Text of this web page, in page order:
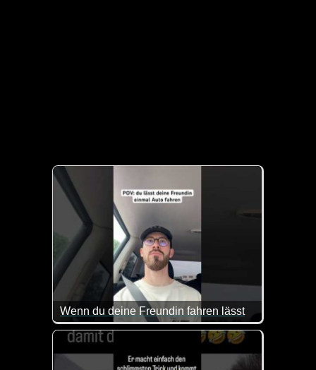
Wenn du deine Freundin fahren lässt
War wohl sein größtes Angst-Erlebnis :-)